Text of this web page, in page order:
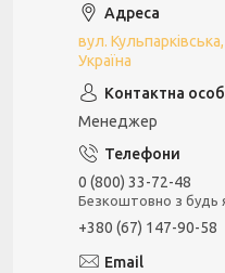
вул.
Україна
Менеджер
0 (800) 33-72-48
Безкоштовно з будь
+380 (67) 147-90-58